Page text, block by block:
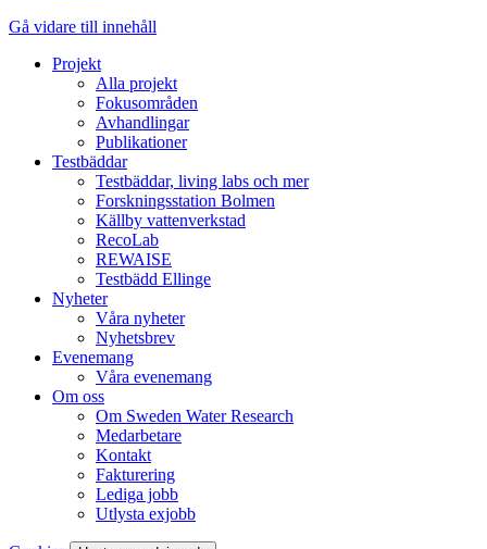
Gå vidare till innehåll
Projekt
Alla projekt
Fokusområden
Avhandlingar
Publikationer
Testbäddar
Testbäddar, living labs och mer
Forskningsstation Bolmen
Källby vattenverkstad
RecoLab
REWAISE
Testbädd Ellinge
Nyheter
Våra nyheter
Nyhetsbrev
Evenemang
Våra evenemang
Om oss
Om Sweden Water Research
Medarbetare
Kontakt
Fakturering
Lediga jobb
Utlysta exjobb